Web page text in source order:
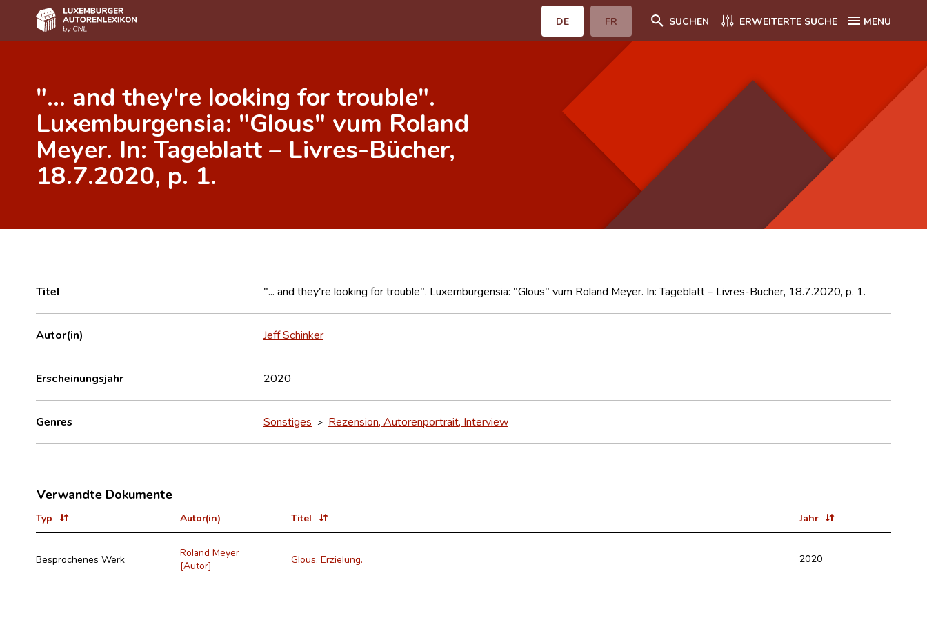
DE FR SUCHEN ERWEITERTE SUCHE MENU
Autor(inn)en A-Z
Erweiterte Suche
Häufige Fragen und Antworten
CNL
"... and they're looking for trouble".
Luxemburgensia: "Glous" vum Roland
Meyer. In: Tageblatt – Livres-Bücher,
18.7.2020, p. 1.
Titel "... and they're looking for trouble". Luxemburgensia: "Glous" vum Roland Meyer. In: Tageblatt – Livres-Bücher, 18.7.2020, p. 1.
Autor(in) Jeff Schinker
Erscheinungsjahr 2020
Genres Sonstiges > Rezension, Autorenportrait, Interview
Verwandte Dokumente
Typ Autor(in) Titel Jahr
Besprochenes Werk
Roland Meyer
[Autor]
Glous. Erzielung. 2020